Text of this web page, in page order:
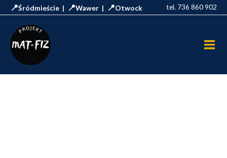
content
📍Śródmieście | 📍Wawer | 📍Otwock tel. 736 860 902